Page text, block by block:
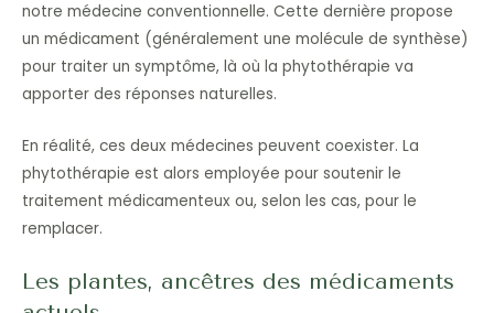
notre médecine conventionnelle. Cette dernière propose
un médicament (généralement une molécule de synthèse)
pour traiter un symptôme, là où la phytothérapie va
apporter des réponses naturelles.
En réalité, ces deux médecines peuvent coexister. La
phytothérapie est alors employée pour soutenir le
traitement médicamenteux ou, selon les cas, pour le
remplacer.
Les plantes, ancêtres des médicaments